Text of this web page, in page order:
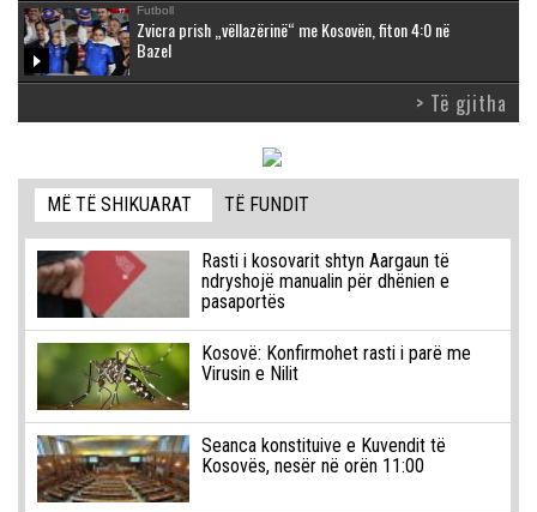
Futboll
Zvicra prish „vëllazërinë“ me Kosovën, fiton 4:0 në
Bazel
> Të gjitha
MË TË SHIKUARAT TË FUNDIT
Rasti i kosovarit shtyn Aargaun të
ndryshojë manualin për dhënien e
pasaportës
Kosovë: Konfirmohet rasti i parë me
Virusin e Nilit
Seanca konstituive e Kuvendit të
Kosovës, nesër në orën 11:00